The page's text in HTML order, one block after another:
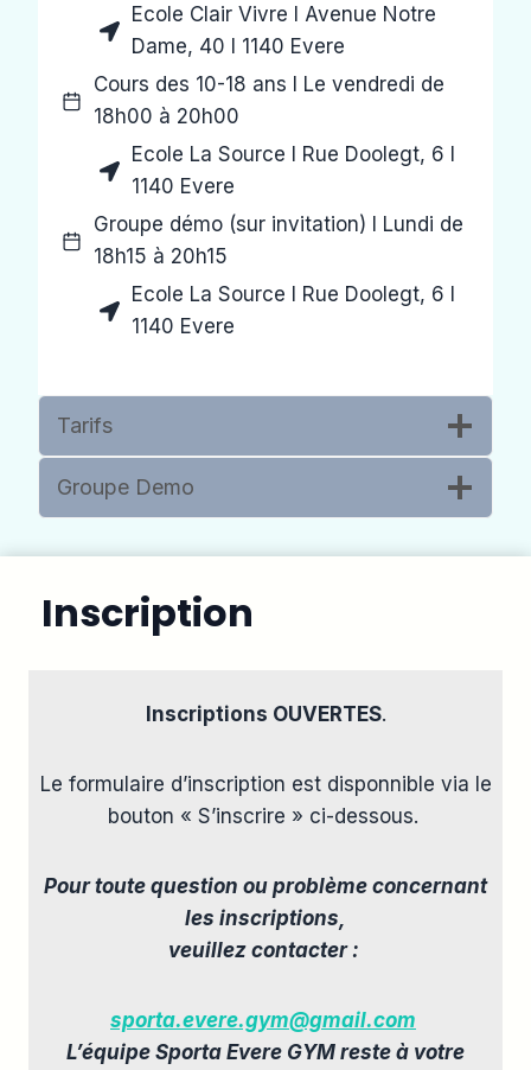
Ecole Clair Vivre I Avenue Notre
Dame, 40 I 1140 Evere
Cours des 10-18 ans I Le vendredi de
18h00 à 20h00
Ecole La Source I Rue Doolegt, 6 I
1140 Evere
Groupe démo (sur invitation) I Lundi de
18h15 à 20h15
Ecole La Source I Rue Doolegt, 6 I
1140 Evere
Tarifs
Groupe Demo
Inscription
Inscriptions OUVERTES.
Le formulaire d’inscription est disponnible via le
bouton « S’inscrire » ci-dessous.
Pour toute question ou problème concernant
les inscriptions,
veuillez contacter :
sporta.evere.gym@gmail.com
L’équipe Sporta Evere GYM reste à votre